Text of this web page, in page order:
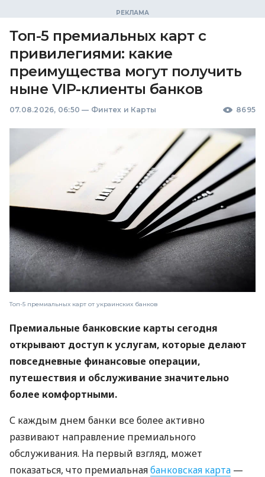
Топ-5 премиальных карт с
привилегиями: какие
преимущества могут получить
ныне VIP-клиенты банков
07.08.2026, 06:50 — Финтех и Карты 8695
Топ-5 премиальных карт от украинских банков
Премиальные банковские карты сегодня
открывают доступ к услугам, которые делают
повседневные финансовые операции,
путешествия и обслуживание значительно
более комфортными.
С каждым днем ​​банки все более активно
развивают направление премиального
обслуживания. На первый взгляд, может
показаться, что премиальнаябанковская карта —